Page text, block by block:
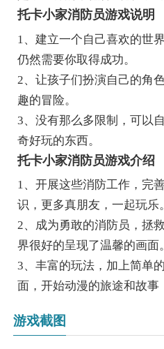
托卡小家消防员游戏说明
1、建立一个自己喜欢的世
仍然需要你取得成功。
2、让孩子们扮演自己的角
趣的冒险。
3、没有那么多限制，可以
奇好玩的东西。
托卡小家消防员游戏介绍
1、开展这些消防工作，完
识，更多真朋友，一起玩乐。
2、成为勇敢的消防员，拯
界很好的呈现了温馨的画面。
3、丰富的玩法，加上简单
面，开始动漫的旅途和故事
游戏截图